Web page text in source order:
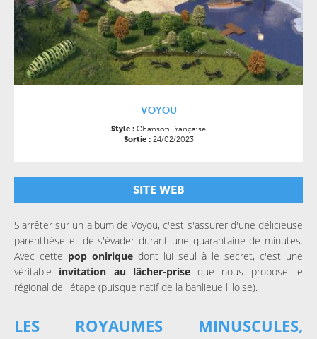
VOYOU
Style : Chanson Française
Sortie :24/02/2023
SITE WEB
S'arrêter sur un album de Voyou, c'est s'assurer d'une délicieuse
parenthèse et de s'évader durant une quarantaine de minutes.
Avec cette pop onirique dont lui seul à le secret, c'est une
véritable invitation au lâcher-priseque nous propose le
régional de l'étape (puisque natif de la banlieue lilloise).
LES ROYAUMES MINUSCULES,